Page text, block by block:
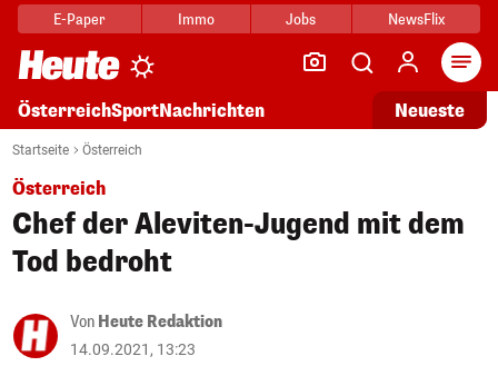
E-Paper Immo Jobs NewsFlix
ÖsterreichSportNachrichten Neueste
Startseite Österreich
Österreich
Chef der Aleviten-Jugend mit dem
Tod bedroht
Von Heute Redaktion
14.09.2021, 13:23